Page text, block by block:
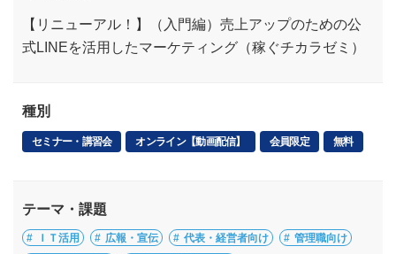
【リニューアル！】（入門編）売上アップのための公
式LINEを活用したマーケティング（稼ぐチカラゼミ）
種別
セミナー・講習会 オンライン【動画配信】 会員限定 無料
テーマ・課題
ＩＴ活用 広報・宣伝 代表・経営者向け 管理職向け